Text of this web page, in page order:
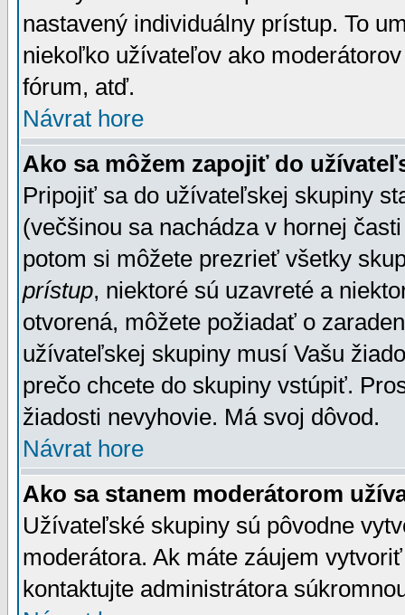
nastavený individuálny prístup. To
niekoľko užívateľov ako
fórum, atď.
Návrat hore
Ako sa môžem zapojiť do
Pripojiť sa do užívateľskej skupiny
(večšinou sa nachádza v hornej
potom si môžete prezrieť všetky
prístup, niektoré sú uzavreté a
otvorená, môžete požiadať o
užívateľskej skupiny musí Vašu
prečo chcete do skupiny vstúpiť.
žiadosti nevyhovie. Má svoj dôvod.
Návrat hore
Ako sa stanem moderátorom
Užívateľské skupiny sú pôvodne
moderátora. Ak máte záujem
kontaktujte administrátora